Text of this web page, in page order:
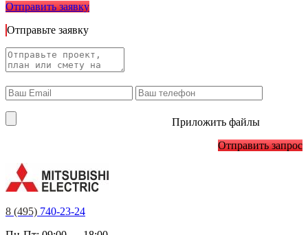
Отправить заявку
Отправьте заявку
Приложить файлы
Отправить запрос
8 (495) 740-23-24